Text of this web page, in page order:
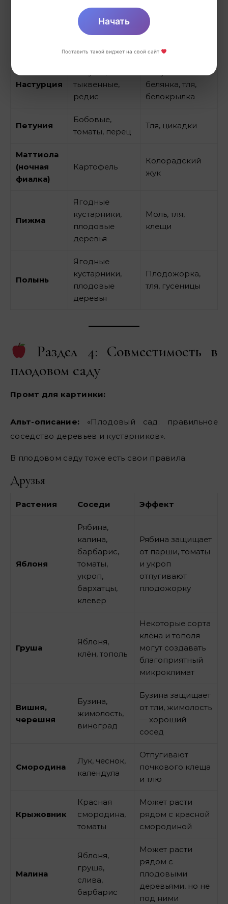
картофель,
капуста,
клубника
тля,
возбудители
заболеваний
Настурция
тыквенные,
редис
белянка, тля,
белокрылка
Петуния
Бобовые,
томаты, перец
Тля, цикадки
Маттиола
(ночная
фиалка)
Картофель
Колорадский
жук
Пижма
Ягодные
кустарники,
плодовые
деревья
Моль, тля,
клещи
Полынь
Ягодные
кустарники,
плодовые
деревья
Плодожорка,
тля, гусеницы
Раздел 4: Совместимость в
плодовом саду
Промт для картинки:
Альт-описание: «Плодовый сад: правильное
соседство деревьев и кустарников».
В плодовом саду тоже есть свои правила.
Друзья
Растения Соседи Эффект
Яблоня
Рябина,
калина,
барбарис,
томаты,
укроп,
бархатцы,
клевер
Рябина защищает
от парши, томаты
и укроп
отпугивают
плодожорку
Груша
Яблоня,
клён, тополь
Некоторые сорта
клёна и тополя
могут создавать
благоприятный
микроклимат
Вишня,
черешня
Бузина,
жимолость,
виноград
Бузина защищает
от тли, жимолость
— хороший
сосед
Смородина
Лук, чеснок,
календула
Отпугивают
почкового клеща
и тлю
Крыжовник
Красная
смородина,
томаты
Может расти
рядом с красной
смородиной
Малина
Яблоня,
груша,
слива,
барбарис
Может расти
рядом с
плодовыми
деревьями, но не
под ними
Начать
Поставить такой виджет на свой сайт